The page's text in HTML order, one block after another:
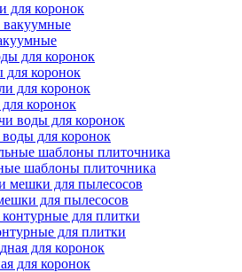
для коронок
коронок
коронок
для коронок
шаблоны плиточника
для пылесосов
для плитки
для коронок